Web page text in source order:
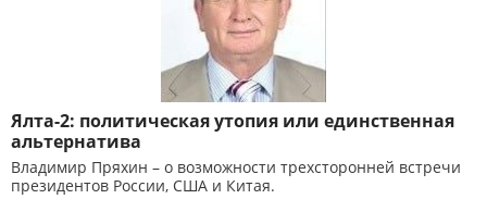
Ялта-2: политическая утопия или единственная
альтернатива
Владимир Пряхин – о возможности трехсторонней встречи
президентов России, США и Китая.